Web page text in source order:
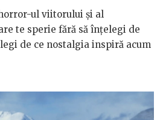
ul viitorului și al
te sperie fără să înțelegi de
de ce nostalgia inspiră acum